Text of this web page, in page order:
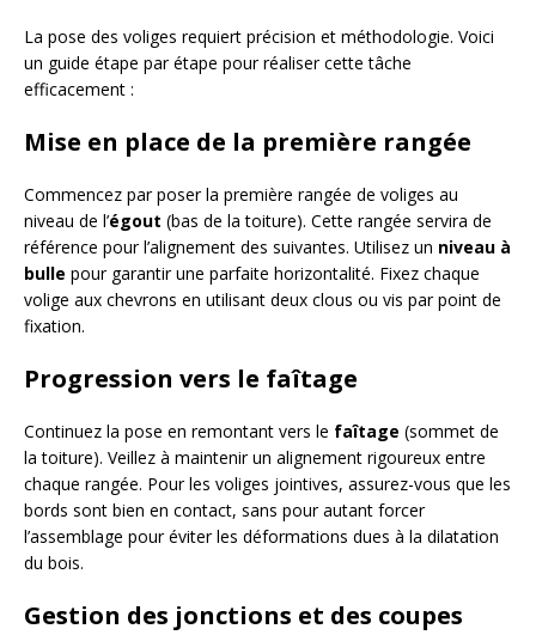
La pose des voliges requiert précision et méthodologie. Voici
un guide étape par étape pour réaliser cette tâche
efficacement :
Mise en place de la première rangée
Commencez par poser la première rangée de voliges au
niveau de l’égout (bas de la toiture). Cette rangée servira de
référence pour l’alignement des suivantes. Utilisez un niveau à
bulle pour garantir une parfaite horizontalité. Fixez chaque
volige aux chevrons en utilisant deux clous ou vis par point de
fixation.
Progression vers le faîtage
Continuez la pose en remontant vers le faîtage (sommet de
la toiture). Veillez à maintenir un alignement rigoureux entre
chaque rangée. Pour les voliges jointives, assurez-vous que les
bords sont bien en contact, sans pour autant forcer
l’assemblage pour éviter les déformations dues à la dilatation
du bois.
Gestion des jonctions et des coupes